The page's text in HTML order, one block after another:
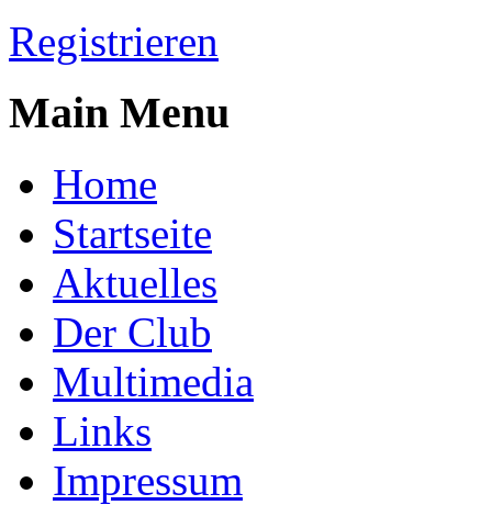
Registrieren
Main Menu
Home
Startseite
Aktuelles
Der Club
Multimedia
Links
Impressum